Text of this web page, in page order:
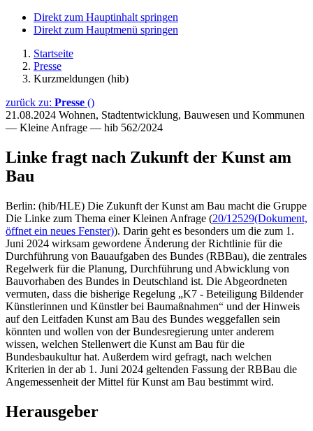
Direkt zum Hauptinhalt springen
Direkt zum Hauptmenü springen
Startseite
Presse
Kurzmeldungen (hib)
zurück zu: Presse ()
21.08.2024 Wohnen, Stadtentwicklung, Bauwesen und Kommunen
— Kleine Anfrage — hib 562/2024
Linke fragt nach Zukunft der Kunst am
Bau
Berlin: (hib/HLE) Die Zukunft der Kunst am Bau macht die Gruppe
Die Linke zum Thema einer Kleinen Anfrage (20/12529(Dokument,
öffnet ein neues Fenster)). Darin geht es besonders um die zum 1.
Juni 2024 wirksam gewordene Änderung der Richtlinie für die
Durchführung von Bauaufgaben des Bundes (RBBau), die zentrales
Regelwerk für die Planung, Durchführung und Abwicklung von
Bauvorhaben des Bundes in Deutschland ist. Die Abgeordneten
vermuten, dass die bisherige Regelung „K7 - Beteiligung Bildender
Künstlerinnen und Künstler bei Baumaßnahmen“ und der Hinweis
auf den Leitfaden Kunst am Bau des Bundes weggefallen sein
könnten und wollen von der Bundesregierung unter anderem
wissen, welchen Stellenwert die Kunst am Bau für die
Bundesbaukultur hat. Außerdem wird gefragt, nach welchen
Kriterien in der ab 1. Juni 2024 geltenden Fassung der RBBau die
Angemessenheit der Mittel für Kunst am Bau bestimmt wird.
Herausgeber